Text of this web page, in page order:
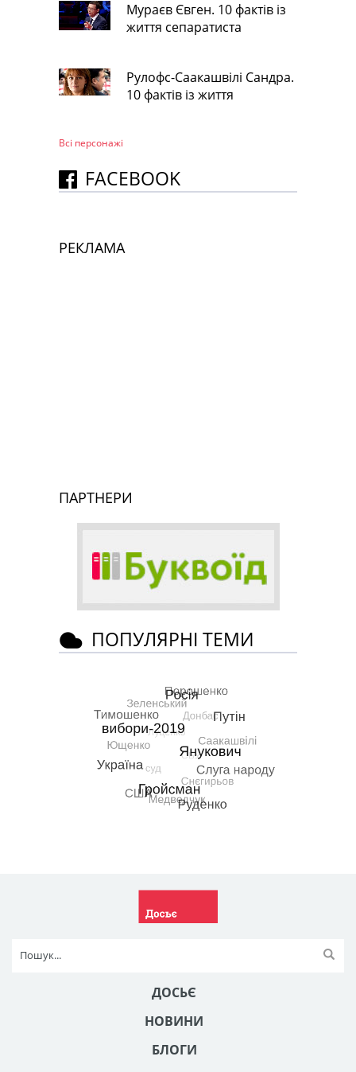
Мураєв Євген. 10 фактів із
життя сепаратиста
Рулофс-Саакашвілі Сандра.
10 фактів із життя
Всі персонажi
FACEBOOK
РЕКЛАМА
ПАРТНЕРИ
ПОПУЛЯРНІ ТЕМИ
ДОСЬЄ
НОВИНИ
БЛОГИ